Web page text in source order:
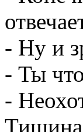
- Ну и
- Ты
-